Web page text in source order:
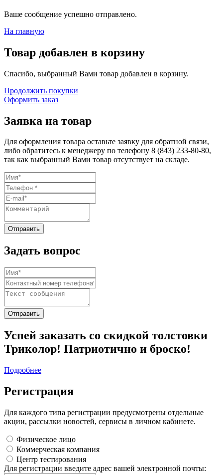
Ваше сообщение успешно отправлено.
На главную
Товар добавлен в корзину
Спасибо, выбранный Вами товар добавлен в корзину.
Продолжить покупки
Оформить заказ
Заявка на товар
Для оформления товара оставьте заявку для обратной связи,
либо обратитесь к менеджеру по телефону 8 (843) 233-80-80,
так как выбранный Вами товар отсутствует на складе.
Задать вопрос
Успей заказать со скидкой толстовки
Триколор! Патриотично и броско!
Подробнее
Регистрация
Для каждого типа регистрации предусмотрены отдельные
акции, рассылки новостей, сервисы в личном кабинете.
Физическое лицо
Коммерческая компания
Центр тестирования
Для регистрации введите адрес вашей электронной почты: